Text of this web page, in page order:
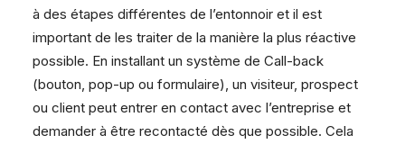
à des étapes différentes de l’entonnoir et il est
important de les traiter de la manière la plus réactive
possible. En installant un système de Call-back
(bouton, pop-up ou formulaire), un visiteur, prospect
ou client peut entrer en contact avec l’entreprise et
demander à être recontacté dès que possible. Cela